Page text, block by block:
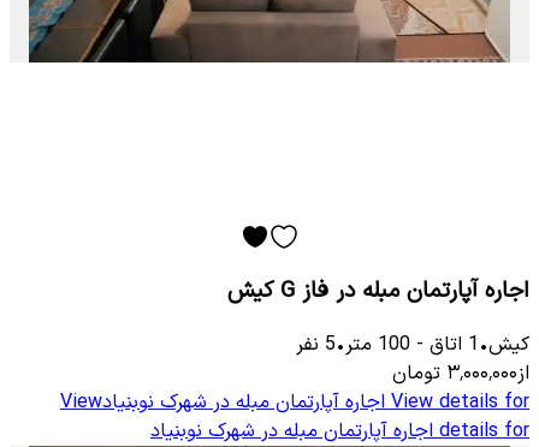
اجاره آپارتمان مبله در فاز G کیش
کیش•
1 اتاق -
100 متر•
5 نفر
از۳٬۰۰۰٬۰۰۰ تومان
View details for اجاره آپارتمان مبله در شهرک نوبنیادView
details for اجاره آپارتمان مبله در شهرک نوبنیاد